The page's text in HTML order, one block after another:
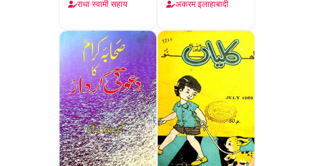
Nasr
राधा स्वामी सहाय अकरम इलाहाबादी